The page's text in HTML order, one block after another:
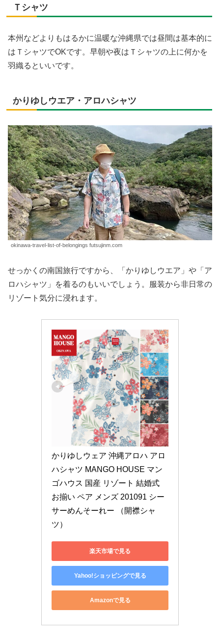
Ｔシャツ
本州などよりもはるかに温暖な沖縄県では昼間は基本的に
はＴシャツでOKです。早朝や夜はＴシャツの上に何かを
羽織るといいです。
かりゆしウエア・アロハシャツ
okinawa-travel-list-of-belongings futsujinm.com
せっかくの南国旅行ですから、「かりゆしウエア」や「ア
ロハシャツ」を着るのもいいでしょう。服装から非日常の
リゾート気分に浸れます。
かりゆしウェア 沖縄アロハ アロ
ハシャツ MANGO HOUSE マン
ゴハウス 国産 リゾート 結婚式
お揃い ペア メンズ 201091 シー
サーめんそーれー （開襟シャ
ツ）
楽天市場で見る
Yahoo!ショッピングで見る
Amazonで見る